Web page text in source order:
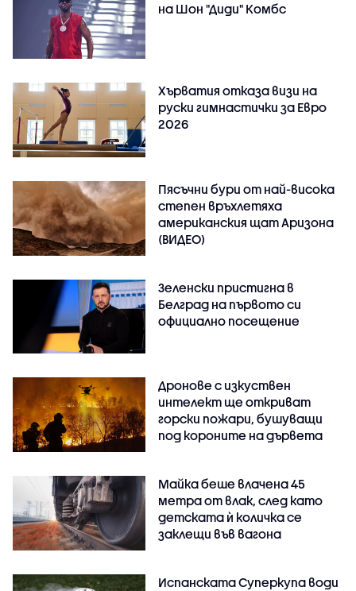
на Шон "Диди" Комбс
Хърватия отказа визи на
руски гимнастички за Евро
2026
Пясъчни бури от най-висока
степен връхлетяха
американския щат Аризона
(ВИДЕО)
Зеленски пристигна в
Белград на първото си
официално посещение
Дронове с изкуствен
интелект ще откриват
горски пожари, бушуващи
под короните на дървета
Майка беше влачена 45
метра от влак, след като
детската ѝ количка се
заклещи във вагона
Испанската Суперкупа води